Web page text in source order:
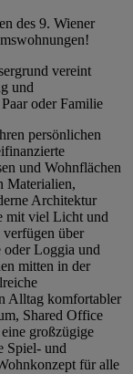
des 9. Wiener
vereint
und
oder Familie
persönlichen
und Wohnflächen
Materialien,
Architektur
mit viel Licht und
über
oder Loggia und
mitten in der
Alltag komfortabler
Shared Office
großzügige
Spiel- und
für alle